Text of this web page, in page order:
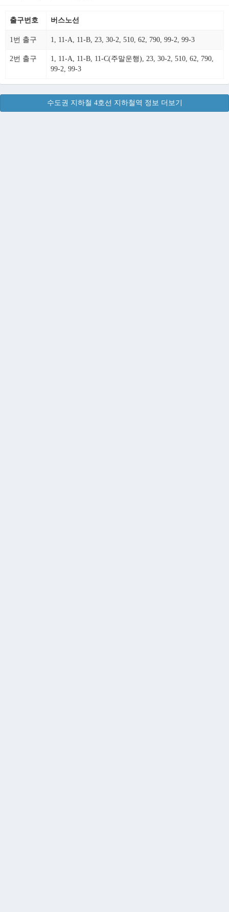
출구번호 버스노선
1번 출구 1, 11-A, 11-B, 23, 30-2, 510, 62, 790, 99-2, 99-3
2번 출구
1, 11-A, 11-B, 11-C(주말운행), 23, 30-2, 510, 62, 790,
99-2, 99-3
수도권 지하철 4호선 지하철역 정보 더보기